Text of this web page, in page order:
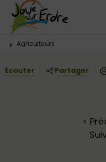
Panneau de gestion des
Menu principal
Contenus
Vous êtes ici:
Agriculteurs
Écouter Partager
<